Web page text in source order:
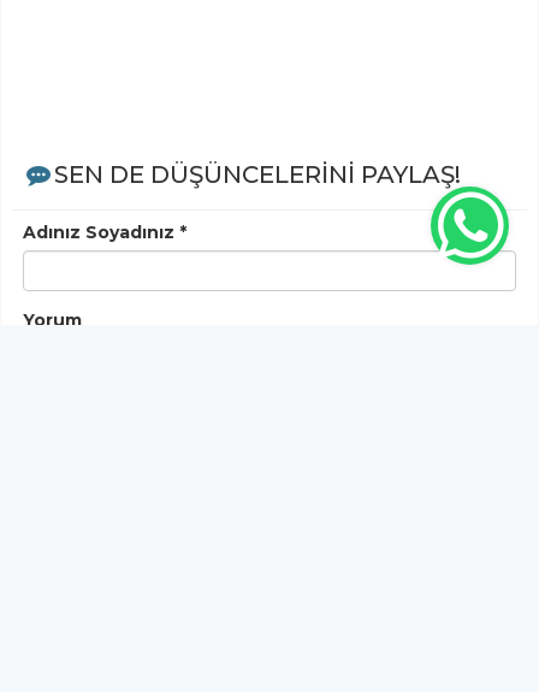
SEN DE DÜŞÜNCELERİNİ PAYLAŞ!
Adınız Soyadınız *
Yorum